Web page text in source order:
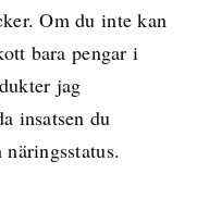
Om du inte kan
bara pengar i
jag
insatsen du